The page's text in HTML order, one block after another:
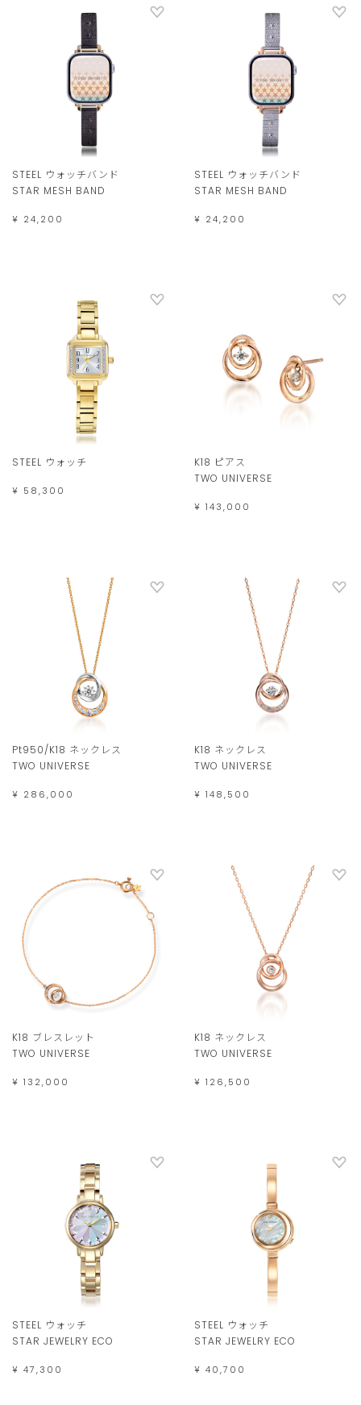
STEEL ウォッチバンド
STAR MESH BAND
¥ 24,200
STEEL ウォッチバンド
STAR MESH BAND
¥ 24,200
STEEL ウォッチ
¥ 58,300
K18 ピアス
TWO UNIVERSE
¥ 143,000
Pt950/K18 ネックレス
TWO UNIVERSE
¥ 286,000
K18 ネックレス
TWO UNIVERSE
¥ 148,500
K18 ブレスレット
TWO UNIVERSE
¥ 132,000
K18 ネックレス
TWO UNIVERSE
¥ 126,500
STEEL ウォッチ
STAR JEWELRY ECO
¥ 47,300
STEEL ウォッチ
STAR JEWELRY ECO
¥ 40,700